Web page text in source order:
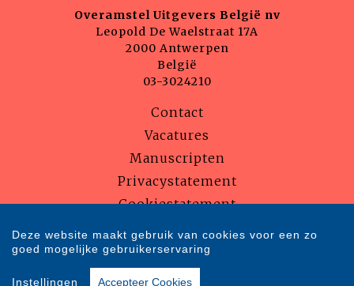
Overamstel Uitgevers België nv
Leopold De Waelstraat 17A
2000 Antwerpen
België
03-3024210
Contact
Vacatures
Manuscripten
Privacystatement
Cookiestatement
Copyright © 2007-2026 Overamstel Uitgevers - Alle rechten voorbehouden
Deze website maakt gebruik van cookies voor een zo
goed mogelijke gebruikerservaring
Instellingen Accepteer Cookies